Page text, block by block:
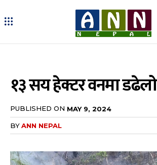
१३ सय हेक्टर वनमा डढेलो
PUBLISHED ON MAY 9, 2024
BYANN NEPAL